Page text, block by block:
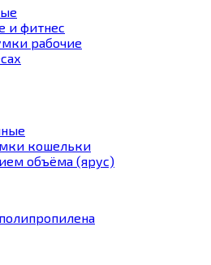
и фитнес
рабочие
кошельки
объёма (ярус)